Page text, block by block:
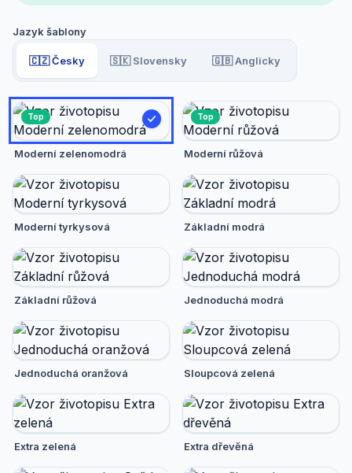
Jazyk šablony
🇨🇿 Česky 🇸🇰 Slovensky 🇬🇧 Anglicky
Top
Moderní zelenomodrá
Top
Moderní růžová
Moderní tyrkysová Základní modrá
Základní růžová Jednoduchá modrá
Jednoduchá oranžová Sloupcová zelená
Extra zelená Extra dřevěná